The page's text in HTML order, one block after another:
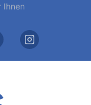
Ihnen